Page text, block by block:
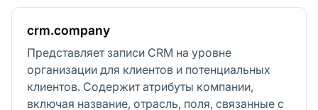
crm.company
Представляет записи CRM на уровне
организации для клиентов и потенциальных
клиентов. Содержит атрибуты компании,
включая название, отрасль, поля, связанные с